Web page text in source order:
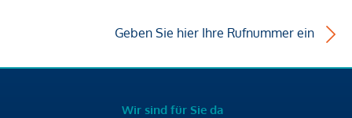
Geben Sie hier Ihre Rufnummer ein
Wir sind für Sie da